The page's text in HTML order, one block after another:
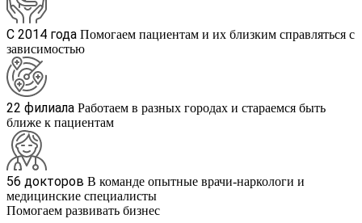
С 2014 года Помогаем пациентам и их близким справляться с
зависимостью
22 филиала Работаем в разных городах и стараемся быть
ближе к пациентам
56 докторов В команде опытные врачи-наркологи и
медицинские специалисты
Помогаем развивать бизнес